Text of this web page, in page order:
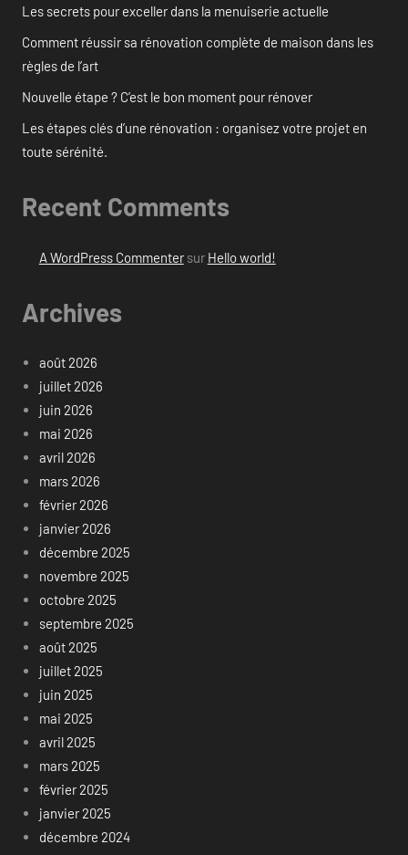
Les secrets pour exceller dans la menuiserie actuelle
Comment réussir sa rénovation complète de maison dans les
règles de l’art
Nouvelle étape ? C’est le bon moment pour rénover
Les étapes clés d’une rénovation : organisez votre projet en
toute sérénité.
Recent Comments
A WordPress Commentersur Hello world!
Archives
août 2026
juillet 2026
juin 2026
mai 2026
avril 2026
mars 2026
février 2026
janvier 2026
décembre 2025
novembre 2025
octobre 2025
septembre 2025
août 2025
juillet 2025
juin 2025
mai 2025
avril 2025
mars 2025
février 2025
janvier 2025
décembre 2024